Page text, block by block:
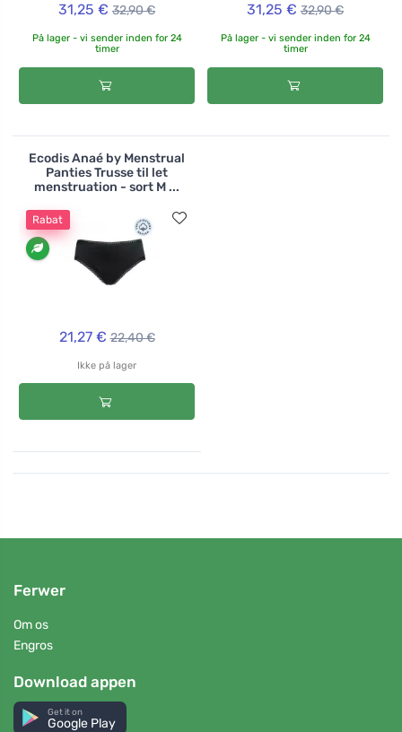
31,25 € 32,90 €
På lager - vi sender inden for 24
timer
31,25 € 32,90 €
På lager - vi sender inden for 24
timer
Ecodis Anaé by Menstrual
Panties Trusse til let
menstruation - sort M ...
Rabat
21,27 € 22,40 €
Ikke på lager
Ferwer
Om os
Engros
Download appen
Get it on
Google Play